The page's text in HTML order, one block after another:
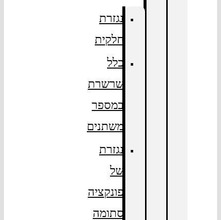
נגזרת
חלקית
כלל
שרשרת
במספר
משתנים
נגזרת
פונקציה
סתומה